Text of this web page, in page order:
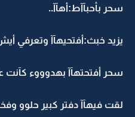
سحر بأحبآآط:أهآآ..
يزيد خبث:أفتحيهآآ وتعرفي
سحر أفتحتهآآ بهدوووء كآنت
لقت فيهآآ دفتر كبير حلوو